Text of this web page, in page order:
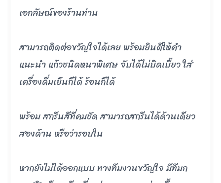
เอกลัษณ์ของร้านท่าน
สามารถติดต่อขวัญใจได้เลย พร้อมยินดีให้คำ
แนะนำ แก้วชนิดหนาพิเศษ จับได้ไม่บิดเบี้ยว ใส่
เครื่องดื่มเย็นก็ได้ ร้อนก็ได้
พร้อม สกรีนสีที่คมชัด สามารถสกรีนได้ด้านเดียว
สองด้าน หรือว่ารอบใน
หากยังไม่ได้ออกแบบ ทางทีมงานขวัญใจ มีทีมก